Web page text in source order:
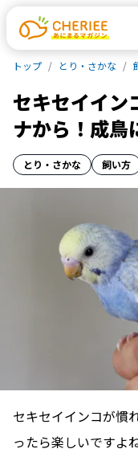
トップ とり・さかな
セキセイイン
ナから！成鳥
とり・さかな 飼い方
セキセイインコが慣
ったら楽しいですよ